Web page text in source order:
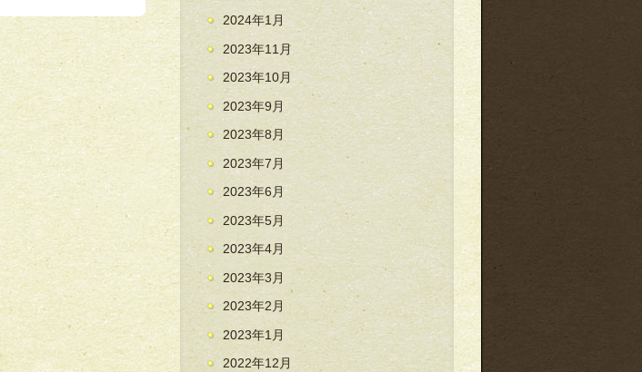
2024年1月
2023年11月
2023年10月
2023年9月
2023年8月
2023年7月
2023年6月
2023年5月
2023年4月
2023年3月
2023年2月
2023年1月
2022年12月